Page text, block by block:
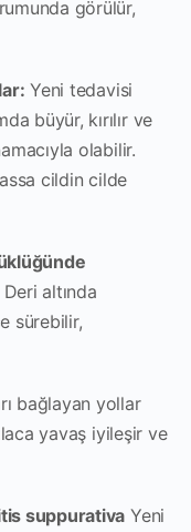
görülür,
Yeni tedavisi
büyür, kırılır ve
olabilir.
cildin cilde
altında
sürebilir,
bağlayan yollar
yavaş iyileşir ve
suppurativa Yeni